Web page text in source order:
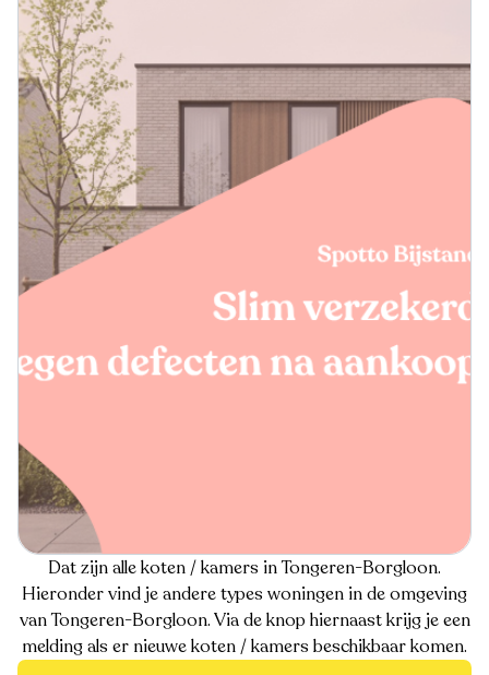
Dat zijn alle koten / kamers in Tongeren-Borgloon.
Hieronder vind je andere types woningen in de omgeving
van Tongeren-Borgloon. Via de knop hiernaast krijg je een
melding als er nieuwe koten / kamers beschikbaar komen.